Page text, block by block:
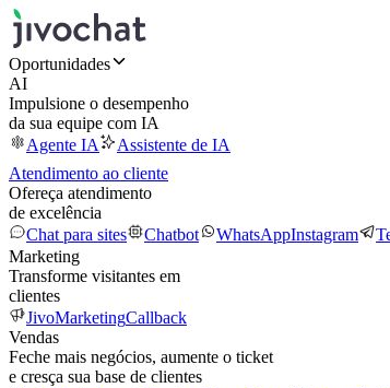
Oportunidades
AI
Impulsione o desempenho
da sua equipe com IA
Agente IA
Assistente de IA
Atendimento ao cliente
Ofereça atendimento
de excelência
Chat para sites
Chatbot WhatsAppInstagram
Marketing
Transforme visitantes em
clientes
JivoMarketingCallback
Vendas
Feche mais negócios, aumente o ticket
e cresça sua base de clientes